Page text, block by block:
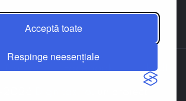
Acceptă toate
Respinge neesențiale
Contact Facebook LinkedIn